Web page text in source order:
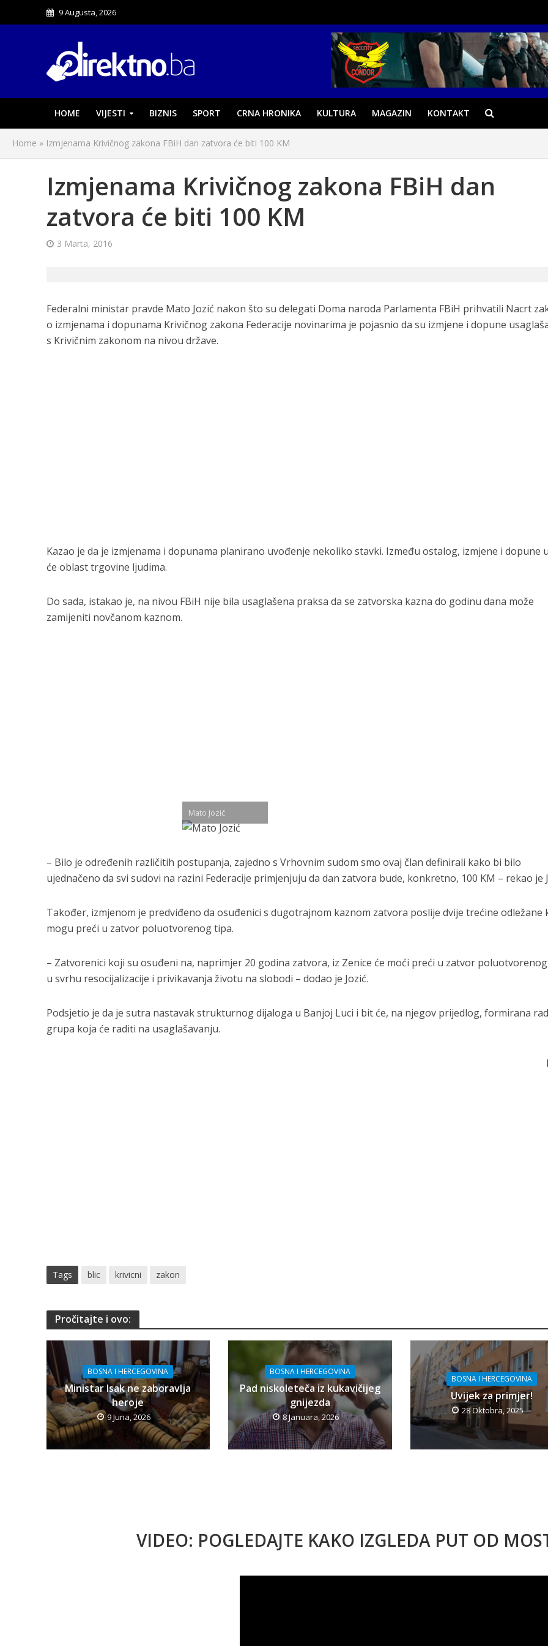
9 Augusta, 2026
HOME VIJESTI BIZNIS SPORT CRNA HRONIKA KULTURA MAGAZIN KONTAKT
Home » Izmjenama Krivičnog zakona FBiH dan zatvora će biti 100 KM
Izmjenama Krivičnog zakona FBiH dan
zatvora će biti 100 KM
3 Marta, 2016
Federalni ministar pravde Mato Jozić nakon što su delegati Doma naroda Parlamenta FBiH prihvatili Nacrt
o izmjenama i dopunama Krivičnog zakona Federacije novinarima je pojasnio da su izmjene i dopune
s Krivičnim zakonom na nivou države.
Kazao je da je izmjenama i dopunama planirano uvođenje nekoliko stavki. Između ostalog, izmjene i dopune
će oblast trgovine ljudima.
Do sada, istakao je, na nivou FBiH nije bila usaglašena praksa da se zatvorska kazna do godinu dana može
zamijeniti novčanom kaznom.
Mato Jozić
– Bilo je određenih različitih postupanja, zajedno s Vrhovnim sudom smo ovaj član definirali kako bi bilo
ujednačeno da svi sudovi na razini Federacije primjenjuju da dan zatvora bude, konkretno, 100 KM – rekao je
Također, izmjenom je predviđeno da osuđenici s dugotrajnom kaznom zatvora poslije dvije trećine odležane
mogu preći u zatvor poluotvorenog tipa.
– Zatvorenici koji su osuđeni na, naprimjer 20 godina zatvora, iz Zenice će moći preći u zatvor
u svrhu resocijalizacije i privikavanja životu na slobodi – dodao je Jozić.
Podsjetio je da je sutra nastavak strukturnog dijaloga u Banjoj Luci i bit će, na njegov prijedlog, formirana
grupa koja će raditi na usaglašavanju.
Tags blic krivicni zakon
Pročitajte i ovo:
BOSNA I HERCEGOVINA
Ministar Isak ne zaboravlja
heroje
9 Juna, 2026
BOSNA I HERCEGOVINA
Pad niskoleteča iz kukavičijeg
gnijezda
8 Januara, 2026
BOSNA I HERCEGOVINA
Uvijek za primjer!
28 Oktobra, 2025
VIDEO: POGLEDAJTE KAKO IZGLEDA PUT OD